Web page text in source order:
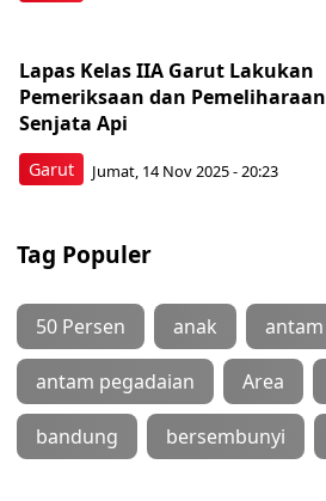
Garut
Lapas Kelas IIA Garut Lakukan
Pemeriksaan dan Pemeliharaan
Senjata Api
Jumat, 14 Nov 2025 - 20:23
Tag Populer
50 Persen anak antam
antam pegadaian Area
bandung bersembunyi